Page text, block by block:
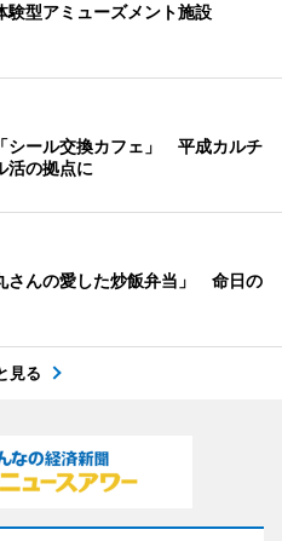
験型アミューズメント施設
シール交換カフェ」 平成カルチ
活の拠点に
さんの愛した炒飯弁当」 命日の
見る